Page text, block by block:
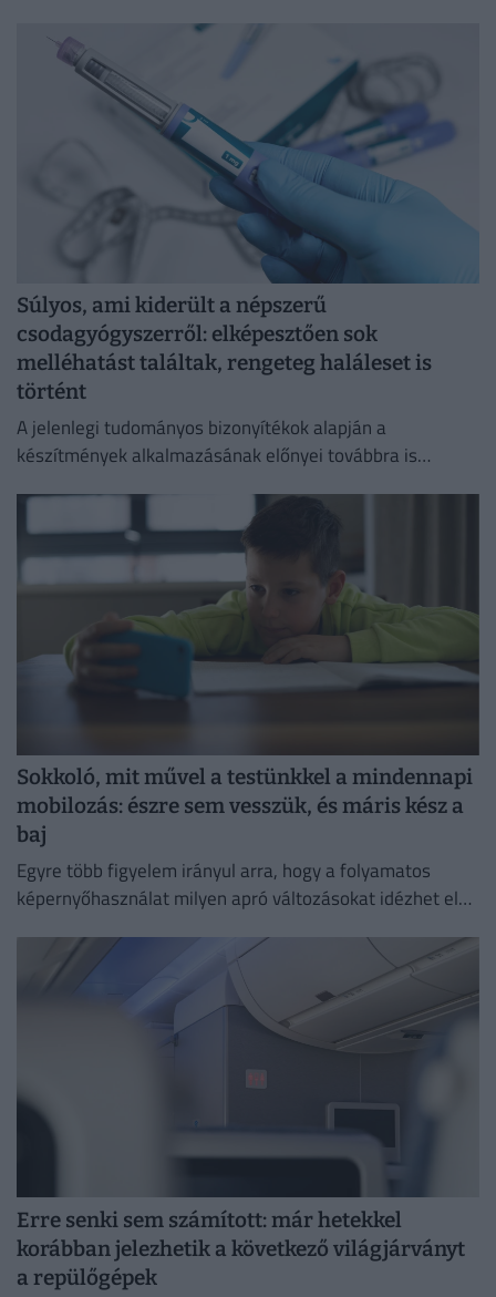
Súlyos, ami kiderült a népszerű
csodagyógyszerről: elképesztően sok
melléhatást találtak, rengeteg haláleset is
történt
A jelenlegi tudományos bizonyítékok alapján a
készítmények alkalmazásának előnyei továbbra is
Sokkoló, mit művel a testünkkel a mindennapi
mobilozás: észre sem vesszük, és máris kész a
baj
Egyre több figyelem irányul arra, hogy a folyamatos
képernyőhasználat milyen apró változásokat idézhet elő
Erre senki sem számított: már hetekkel
korábban jelezhetik a következő világjárványt
a repülőgépek